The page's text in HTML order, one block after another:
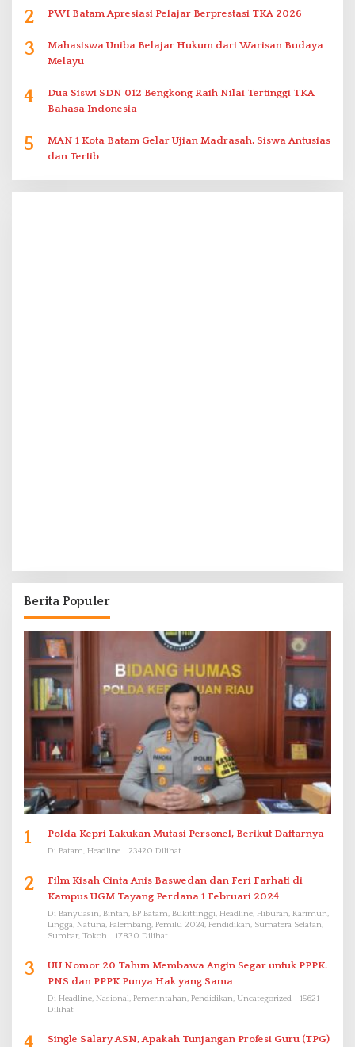
2 PWI Batam Apresiasi Pelajar Berprestasi TKA 2026
3
Mahasiswa Uniba Belajar Hukum dari Warisan Budaya
Melayu
4
Dua Siswi SDN 012 Bengkong Raih Nilai Tertinggi TKA
Bahasa Indonesia
5
MAN 1 Kota Batam Gelar Ujian Madrasah, Siswa Antusias
dan Tertib
Berita Populer
1 Polda Kepri Lakukan Mutasi Personel, Berikut Daftarnya
Di Batam, Headline 23420 Dilihat
2
Film Kisah Cinta Anis Baswedan dan Feri Farhati di
Kampus UGM Tayang Perdana 1 Februari 2024
Di Banyuasin, Bintan, BP Batam, Bukittinggi, Headline, Hiburan, Karimun,
Lingga, Natuna, Palembang, Pemilu 2024, Pendidikan, Sumatera Selatan,
Sumbar, Tokoh
17830 Dilihat
3
UU Nomor 20 Tahun Membawa Angin Segar untuk PPPK.
PNS dan PPPK Punya Hak yang Sama
Di Headline, Nasional, Pemerintahan, Pendidikan, Uncategorized
15621
Dilihat
Single Salary ASN, Apakah Tunjangan Profesi Guru (TPG)